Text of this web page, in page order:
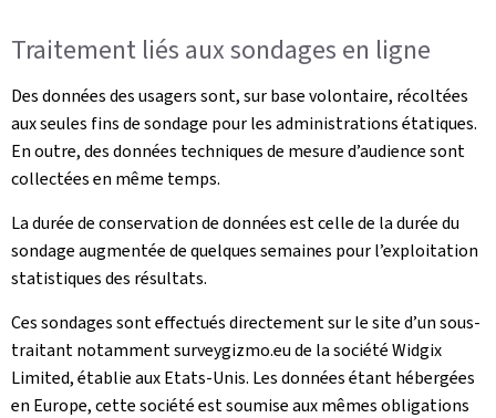
Traitement liés aux sondages en ligne
Des données des usagers sont, sur base volontaire, récoltées
aux seules fins de sondage pour les administrations étatiques.
En outre, des données techniques de mesure d’audience sont
collectées en même temps.
La durée de conservation de données est celle de la durée du
sondage augmentée de quelques semaines pour l’exploitation
statistiques des résultats.
Ces sondages sont effectués directement sur le site d’un sous-
traitant notamment surveygizmo.eu de la société Widgix
Limited, établie aux Etats-Unis. Les données étant hébergées
en Europe, cette société est soumise aux mêmes obligations